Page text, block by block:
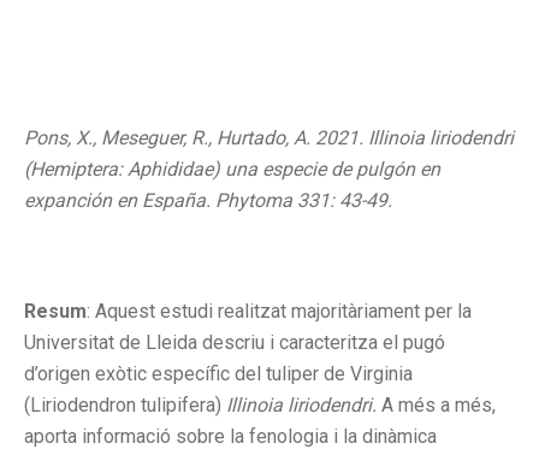
Pons, X., Meseguer, R., Hurtado, A. 2021. Illinoia liriodendri
(Hemiptera: Aphididae) una especie de pulgón en
expanción en España. Phytoma 331: 43-49.
Resum: Aquest estudi realitzat majoritàriament per la
Universitat de Lleida descriu i caracteritza el pugó
d’origen exòtic específic del tuliper de Virginia
(Liriodendron tulipifera) Illinoia liriodendri. A més a més,
aporta informació sobre la fenologia i la dinàmica